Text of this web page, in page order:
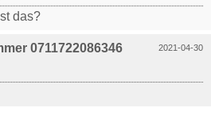
das?
2021-04-30
0711722086346